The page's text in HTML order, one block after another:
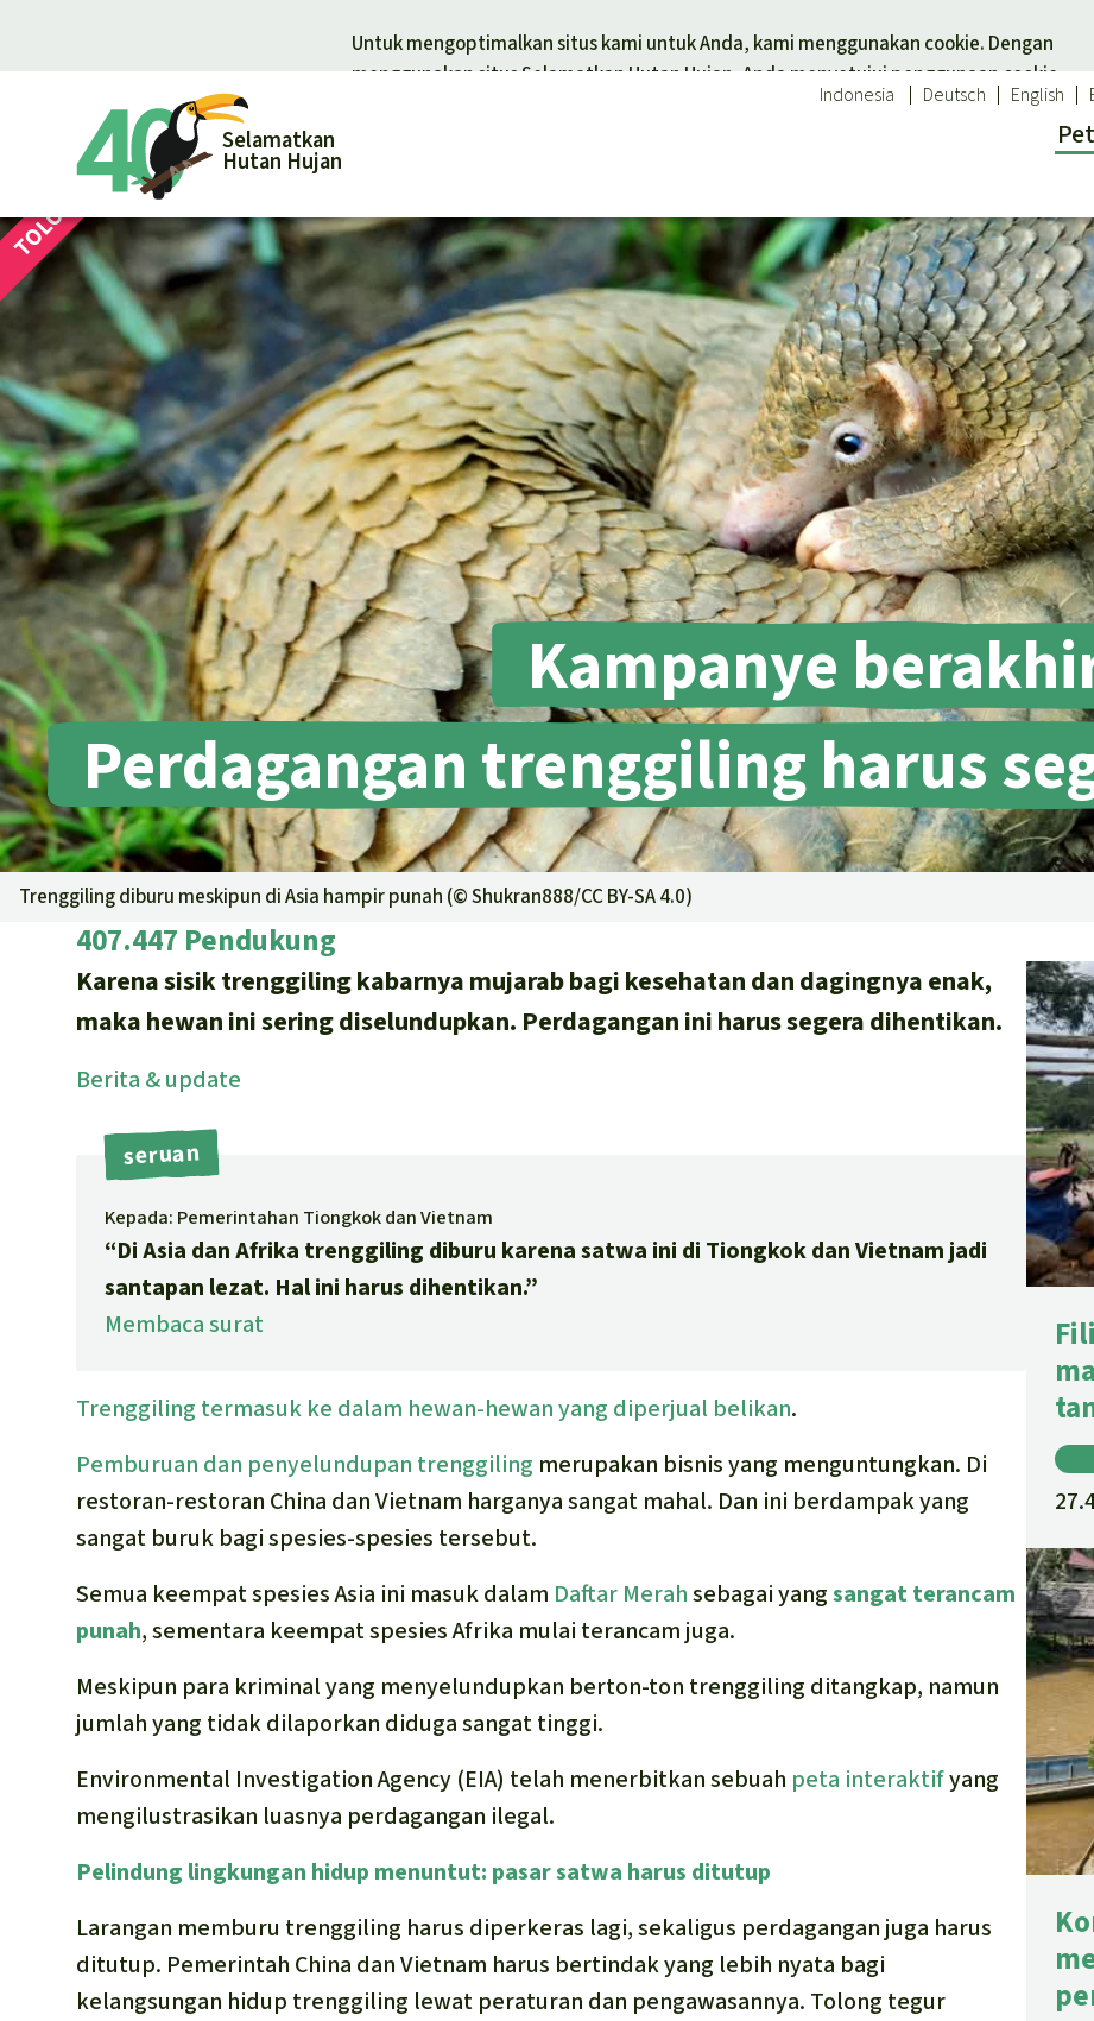
Untuk mengoptimalkan situs kami untuk Anda, kami menggunakan cookie. Dengan
menggunakan situs Selamatkan Hutan Hujan, Anda menyetujui penggunaan cookie.
Selamatkan
Hutan Hujan
Indonesia Deutsch English
Donasi umum
Donasi untuk tema
Pelindungan hewan
Hutan hujan
Pembela hutan hujan
Donasi untuk wilayah
Asia Tenggara
Afrika
Amerika Latin
Trenggiling diburu meskipun di Asia hampir punah (©Shukran888/CC BY-SA 4.0)
Kampanye
Perdagangan trenggiling harus
407.447 Pendukung
Karena sisik trenggiling kabarnya mujarab bagi kesehatan dan dagingnya enak,
maka hewan ini sering diselundupkan. Perdagangan ini harus segera dihentikan.
Berita & update
seruan
Kepada: Pemerintahan Tiongkok dan Vietnam
“Di Asia dan Afrika trenggiling diburu karena satwa ini di Tiongkok dan Vietnam jadi
santapan lezat. Hal ini harus dihentikan.”
Membaca surat
Trenggiling termasuk ke dalam hewan-hewan yang diperjual belikan.
Pemburuan dan penyelundupan trenggiling merupakan bisnis yang menguntungkan. Di
restoran-restoran China dan Vietnam harganya sangat mahal. Dan ini berdampak yang
sangat buruk bagi spesies-spesies tersebut.
Semua keempat spesies Asia ini masuk dalam Daftar Merahsebagai yangsangat terancam
punah, sementara keempat spesies Afrika mulai terancam juga.
Meskipun para kriminal yang menyelundupkan berton-ton trenggiling ditangkap, namun
jumlah yang tidak dilaporkan diduga sangat tinggi.
Environmental Investigation Agency (EIA) telah menerbitkan sebuah peta interaktifyang
mengilustrasikan luasnya perdagangan ilegal.
Pelindung lingkungan hidup menuntut: pasar satwa harus ditutup
Larangan memburu trenggiling harus diperkeras lagi, sekaligus perdagangan juga harus
ditutup. Pemerintah China dan Vietnam harus bertindak yang lebih nyata bagi
kelangsungan hidup trenggiling lewat peraturan dan pengawasannya. Tolong tegur